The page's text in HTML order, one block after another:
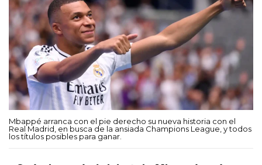
Mbappé arranca con el pie derecho su nueva historia con el
Real Madrid, en busca de la ansiada Champions League, y todos
los títulos posibles para ganar.